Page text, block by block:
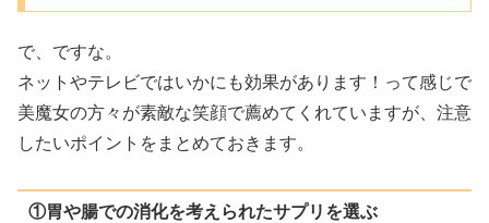
で、ですな。
ネットやテレビではいかにも効果があります！って感じで
美魔女の方々が素敵な笑顔で薦めてくれていますが、注意
したいポイントをまとめておきます。
①胃や腸での消化を考えられたサプリを選ぶ